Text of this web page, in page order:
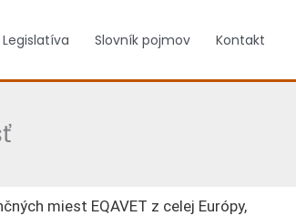
Legislatíva Slovník pojmov Kontakt
miest EQAVET z celej Európy,